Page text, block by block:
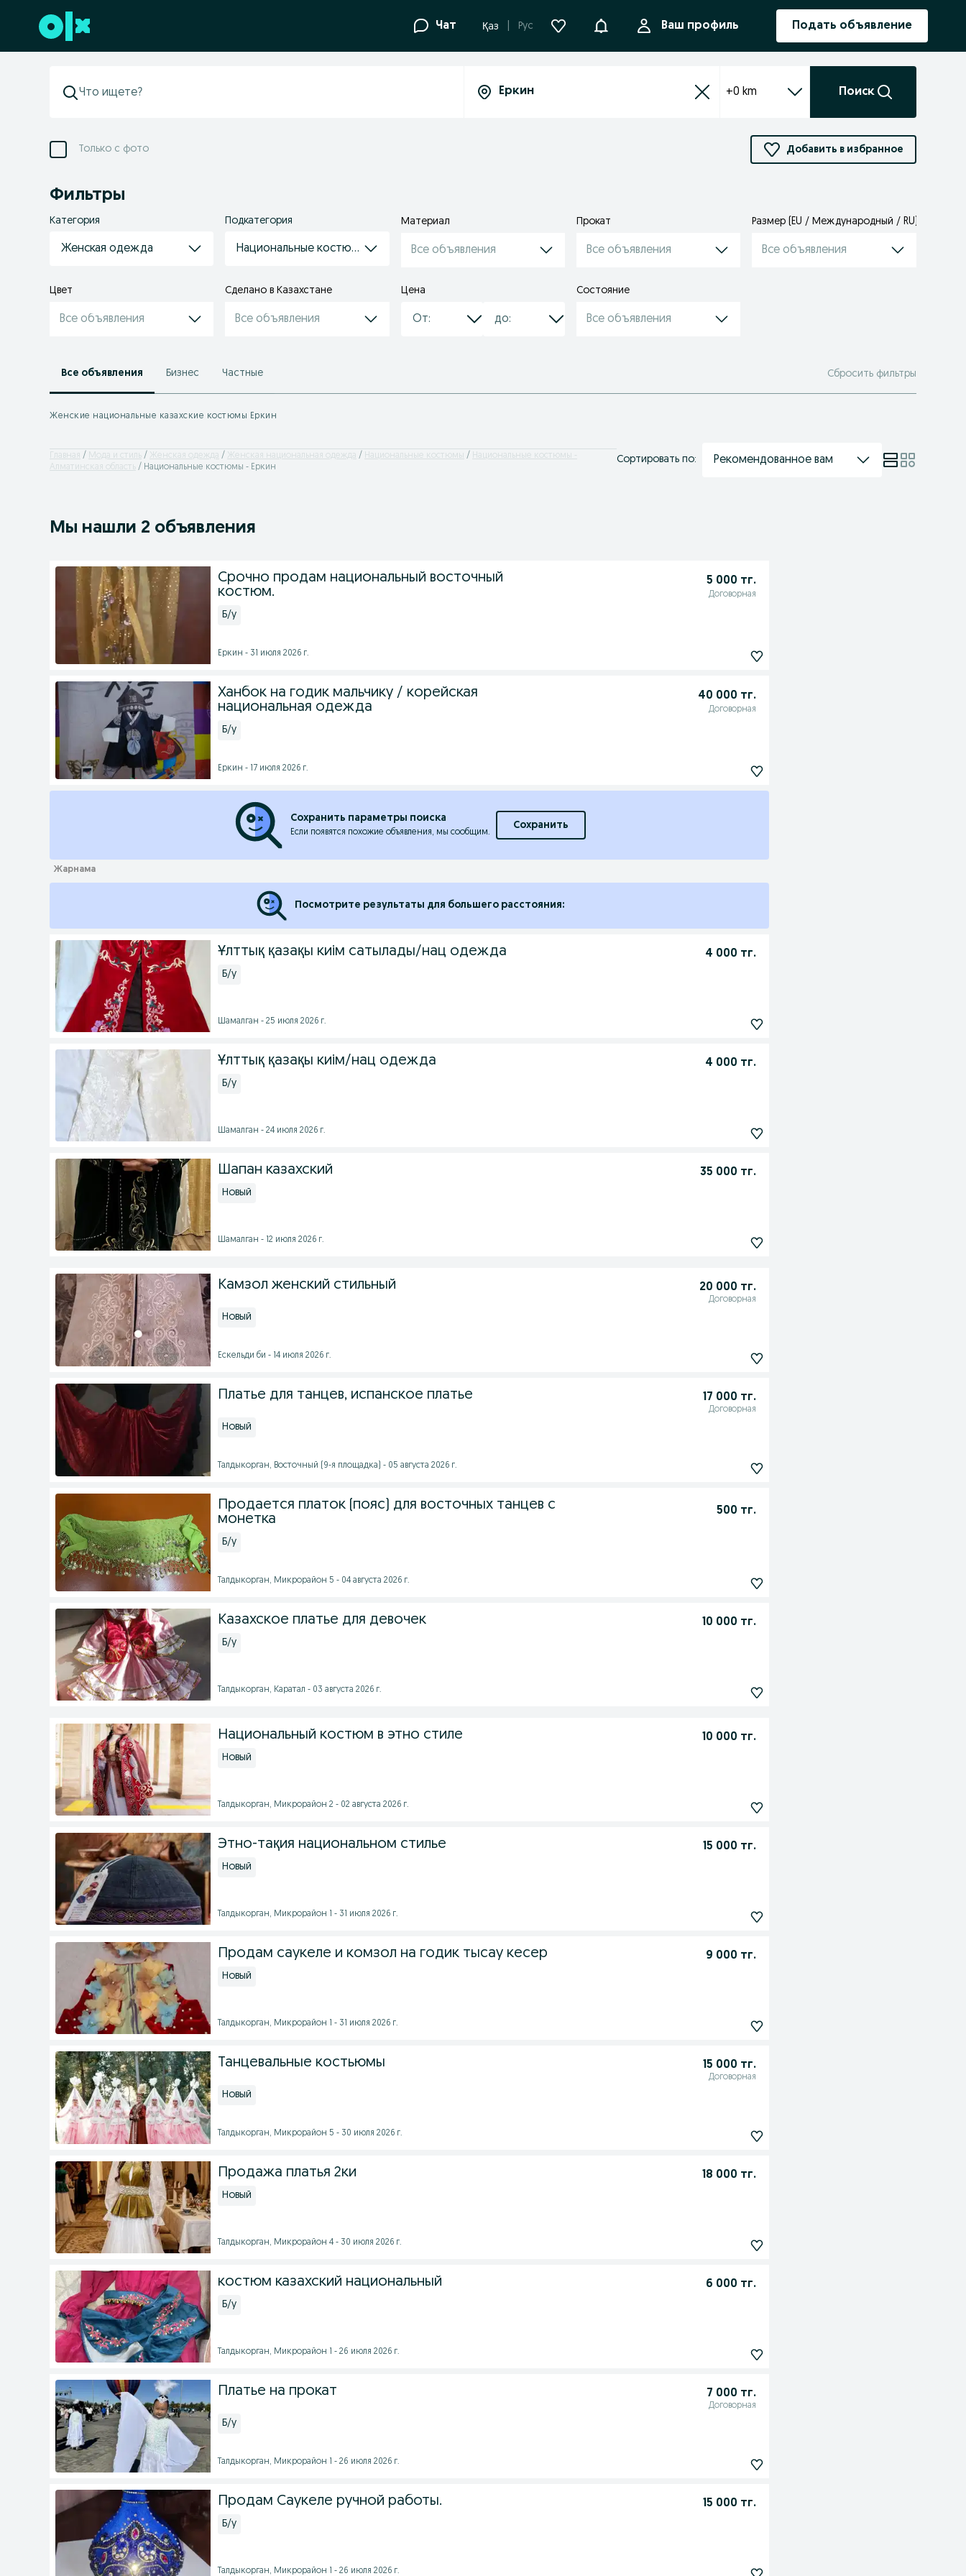
Перейти к нижнему колонтитулу Чат Қаз Рус УведомленияВаш профиль Подать объявление
+0 km Поиск
Только с фото Добавить в избранное
Фильтры
Категория
Женская одежда
Подкатегория
Национальные костюмы
Материал
Все объявления
Прокат
Все объявления
Размер (EU / Международный / RU)
Все объявления
Цвет
Все объявления
Сделано в Казахстане
Все объявления
Цена Состояние
Все объявления
Все объявления Бизнес Частные Сбросить фильтры
Женские национальные казахские костюмы Еркин
Главная Мода и стиль Женская одежда Женская национальная одежда Национальные костюмы
Национальные костюмы -
Алматинская область
Национальные костюмы - Еркин
Сортировать по: Рекомендованное вам
Мы нашли 2 объявления
Срочно продам национальный восточный
костюм.
5 000 тг.
Договорная
Б/у
Еркин - 31 июля 2026 г.
Ханбок на годик мальчику / корейская
национальная одежда
40 000 тг.
Договорная
Б/у
Еркин - 17 июля 2026 г.
Сохранить параметры поиска
Если появятся похожие объявления, мы сообщим.
Сохранить
Посмотрите результаты для большего расстояния:
Ұлттық қазақы киім сатылады/нац одежда 4 000 тг.
Б/у
Шамалган - 25 июля 2026 г.
Ұлттық қазақы киім/нац одежда 4 000 тг.
Б/у
Шамалган - 24 июля 2026 г.
Шапан казахский 35 000 тг.
Новый
Шамалган - 12 июля 2026 г.
Камзол женский стильный 20 000 тг.
Договорная
Новый
Ескельди би - 14 июля 2026 г.
Платье для танцев, испанское платье 17 000 тг.
Договорная
Новый
Талдыкорган, Восточный (9-я площадка) - 05 августа 2026 г.
Продается платок (пояс) для восточных танцев с
монетка
500 тг.
Б/у
Талдыкорган, Микрорайон 5 - 04 августа 2026 г.
Казахское платье для девочек 10 000 тг.
Б/у
Талдыкорган, Каратал - 03 августа 2026 г.
Национальный костюм в этно стиле 10 000 тг.
Новый
Талдыкорган, Микрорайон 2 - 02 августа 2026 г.
Этно-тақия национальном стилье 15 000 тг.
Новый
Талдыкорган, Микрорайон 1 - 31 июля 2026 г.
Продам саукеле и комзол на годик тысау кесер 9 000 тг.
Новый
Талдыкорган, Микрорайон 1 - 31 июля 2026 г.
Танцевальные костьюмы 15 000 тг.
Договорная
Новый
Талдыкорган, Микрорайон 5 - 30 июля 2026 г.
Продажа платья 2ки 18 000 тг.
Новый
Талдыкорган, Микрорайон 4 - 30 июля 2026 г.
костюм казахский национальный 6 000 тг.
Б/у
Талдыкорган, Микрорайон 1 - 26 июля 2026 г.
Платье на прокат 7 000 тг.
Договорная
Б/у
Талдыкорган, Микрорайон 1 - 26 июля 2026 г.
Продам Саукеле ручной работы. 15 000 тг.
Б/у
Талдыкорган, Микрорайон 1 - 26 июля 2026 г.